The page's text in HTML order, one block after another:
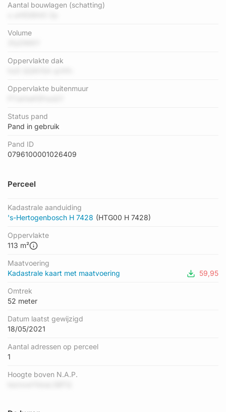
Aantal bouwlagen (schatting)
Volume
Oppervlakte dak
Oppervlakte buitenmuur
Status pand
Pand in gebruik
Pand ID
0796100001026409
Perceel
Kadastrale aanduiding
's-Hertogenbosch H 7428 (HTG00 H 7428)
Oppervlakte
113 m²
Maatvoering
Kadastrale kaart met maatvoering
59,95
Omtrek
52 meter
Datum laatst gewijzigd
18/05/2021
Aantal adressen op perceel
1
Hoogte boven N.A.P.